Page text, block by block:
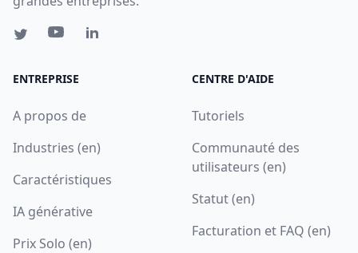
ENTREPRISE
A propos de
Industries (en)
Caractéristiques
IA générative
Prix Solo (en)
CENTRE D'AIDE
Tutoriels
Communauté des
utilisateurs (en)
Statut (en)
Facturation et FAQ (en)